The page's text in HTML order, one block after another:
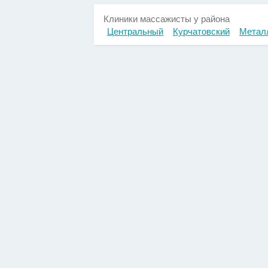
Клиники массажисты у района
Центральный
Курчатовский